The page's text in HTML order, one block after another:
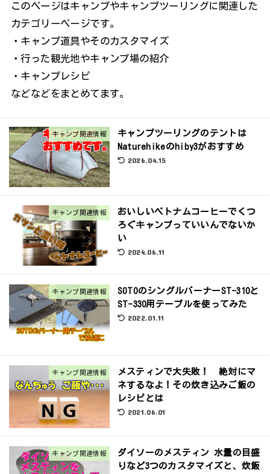
このページはキャンプやキャンプツーリングに関連した
カテゴリーページです。
・キャンプ道具やそのカスタマイズ
・行った観光地やキャンプ場の紹介
・キャンプレシピ
などなどをまとめてます。
キャンプ関連情報
キャンプツーリングのテントは
Naturehikeのhiby3がおすすめ
2026.04.15
キャンプ関連情報
おいしいベトナムコーヒーでくつ
ろぐキャンプっていいんでないか
い
2024.06.11
キャンプ関連情報
SOTOのシングルバーナーST-310と
ST-330用テーブルを使ってみた
2022.01.11
キャンプ関連情報
メスティンで大失敗！ 絶対にマ
ネするなよ！その炊き込みご飯の
レシピとは
2021.06.01
キャンプ関連情報
ダイソーのメスティン 水量の目盛
りなど3つのカスタマイズと、炊飯